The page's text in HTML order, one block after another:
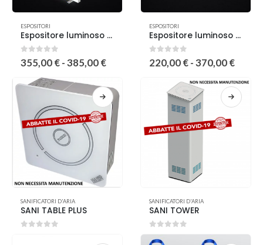
ESPOSITORI
Espositore luminoso LED BOX monofacciale
0 out of 5
355,00 € - 385,00 €
ESPOSITORI
Espositore luminoso WALL
0 out of 5
220,00 € - 370,00 €
SANIFICATORI D'ARIA
SANI TABLE PLUS
SANIFICATORI D'ARIA
SANI TOWER
0out of 5